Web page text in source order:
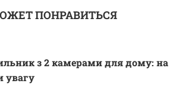
ПОНРАВИТЬСЯ
з 2 камерами для дому: на
увагу